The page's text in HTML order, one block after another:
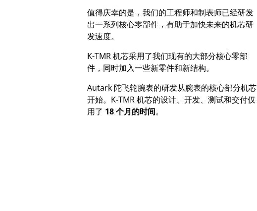
值得庆幸的是，我们的工程师和制表师已经研发
出一系列核心零部件，有助于加快未来的机芯研
发速度。
K-TMR机芯采用了我们现有的大部分核心零部
件，同时加入一些新零件和新结构。
Autark 陀飞轮腕表的研发从腕表的核心部分机芯
开始。 K-TMR机芯的设计、开发、测试和交付仅
用了 18 个月的时间。